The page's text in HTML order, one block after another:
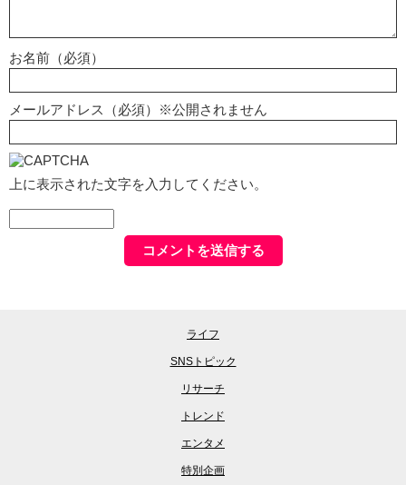
お名前（必須）
メールアドレス（必須）※公開されません
上に表示された文字を入力してください。
ライフ
SNSトピック
リサーチ
トレンド
エンタメ
特別企画